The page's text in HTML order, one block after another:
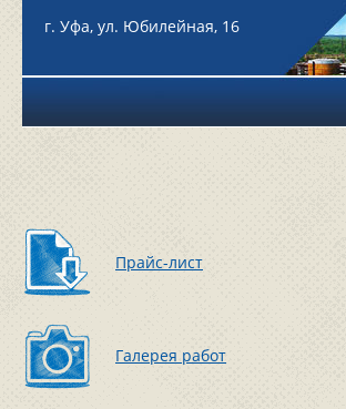
г. Уфа, ул. Юбилейная, 16
Прайс-лист
Галерея работ